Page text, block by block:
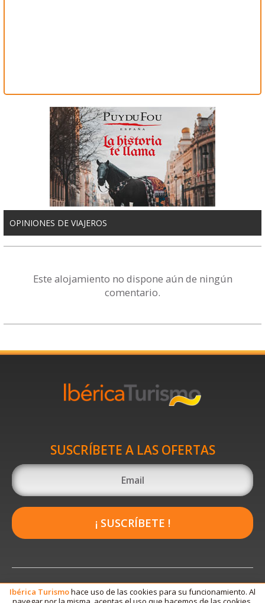
OPINIONES DE VIAJEROS
Este alojamiento no dispone aún de ningún
comentario.
SUSCRÍBETE A LAS OFERTAS
¡ SUSCRÍBETE !
Ibérica Turismohace uso de las cookies para su funcionamiento. Al